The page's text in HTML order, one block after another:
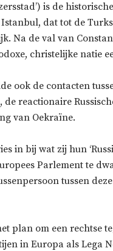
is de
dat tot de
Na de val van
christelijke natie
ook de contacten
reactionaire
van Oekraïne.
in bij wat zij hun
Parlement te
tussen
plan om een rechtse
in Europa als Lega